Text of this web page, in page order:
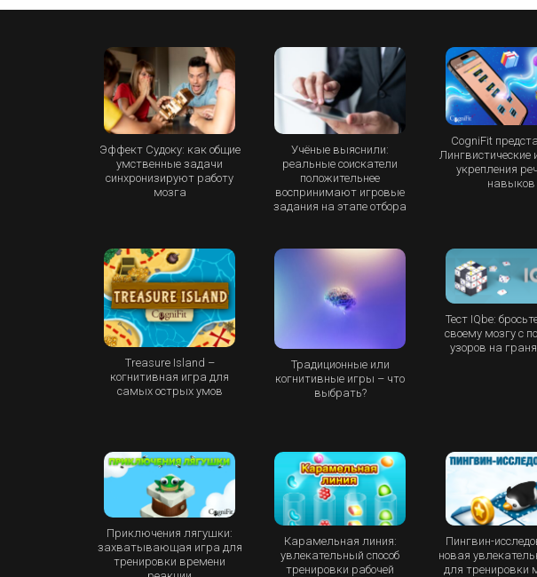
Эффект Судоку: как общие
умственные задачи
синхронизируют работу
мозга
Учёные выяснили:
реальные соискатели
положительнее
воспринимают игровые
задания на этапе отбора
CogniFit
Лингвистические
укрепления
навыков
Treasure Island –
когнитивная игра для
самых острых умов
Традиционные или
когнитивные игры – что
выбрать?
Тест IQbe:
своему мозгу с
узоров на
Приключения лягушки:
захватывающая игра для
тренировки времени
Карамельная линия:
увлекательный способ
тренировки рабочей
Пингвин-
новая
для тренировки